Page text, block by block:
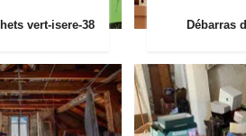
vert-isere-38 Débarras